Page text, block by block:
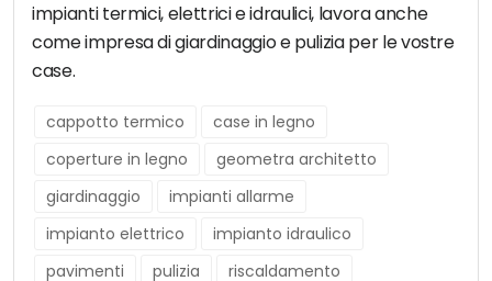
impianti termici, elettrici e idraulici, lavora anche
come impresa di giardinaggio e pulizia per le vostre
case.
cappotto termico
case in legno
coperture in legno
geometra architetto
giardinaggio
impianti allarme
impianto elettrico
impianto idraulico
pavimenti
pulizia
riscaldamento